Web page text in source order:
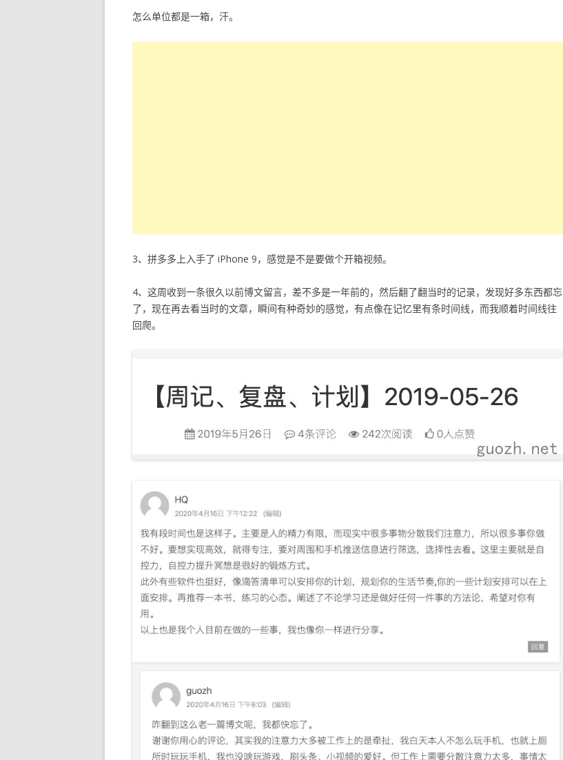
怎么单位都是一箱，汗。
3、拼多多上入手了 iPhone 9，感觉是不是要做个开箱视频。
4、这周收到一条很久以前博文留言，差不多是一年前的，然后翻了翻当时的记录，发现好多东西都忘
了，现在再去看当时的文章，瞬间有种奇妙的感觉，有点像在记忆里有条时间线，而我顺着时间线往
回爬。